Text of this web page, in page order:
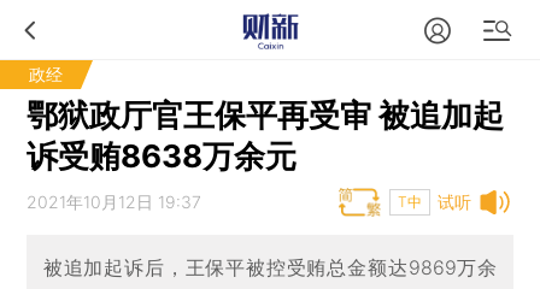
政经
鄂狱政厅官王保平再受审 被追加起
诉受贿8638万余元
试听
2021年10月12日 19:37 T中
被追加起诉后，王保平被控受贿总金额达9869万余